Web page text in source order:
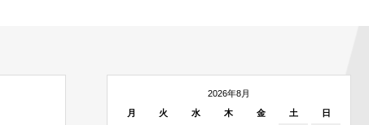
2026年8月
月
火 水 木 金 土 日